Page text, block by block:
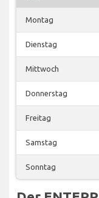
Montag
Dienstag
Mittwoch
Donnerstag
Freitag
Samstag
Sonntag